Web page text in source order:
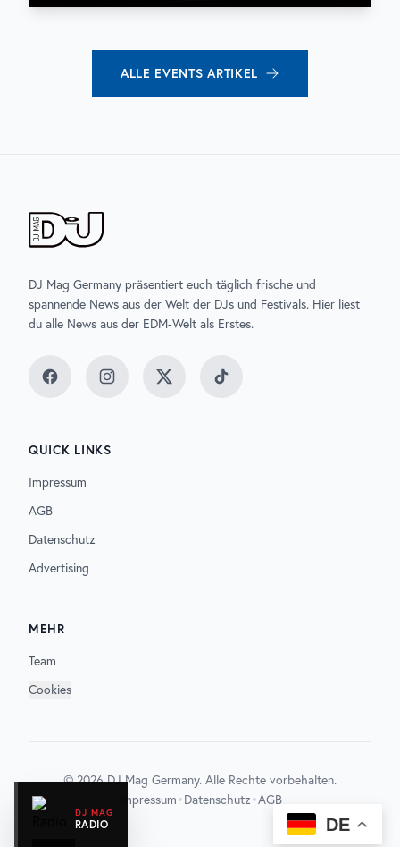
DJ MAG
RADIO
ALLE EVENTS ARTIKEL
DE
DJ Mag Germany präsentiert euch täglich frische und
spannende News aus der Welt der DJs und Festivals. Hier liest
du alle News aus der EDM-Welt als Erstes.
FacebookInstagramTwitter TikTok
QUICK LINKS
Impressum
AGB
Datenschutz
Advertising
MEHR
Team
Cookies
©2026DJ Mag Germany. Alle Rechte vorbehalten.
Impressum•Datenschutz•AGB